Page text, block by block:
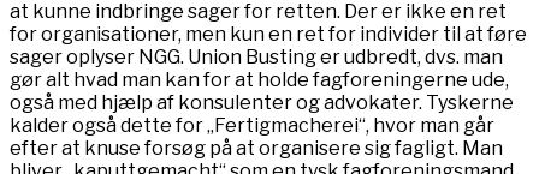
at kunne indbringe sager for retten. Der er ikke en ret
for organisationer, men kun en ret for individer til at føre
sager oplyser NGG. Union Busting er udbredt, dvs. man
gør alt hvad man kan for at holde fagforeningerne ude,
også med hjælp af konsulenter og advokater. Tyskerne
kalder også dette for „Fertigmacherei“, hvor man går
efter at knuse forsøg på at organisere sig fagligt. Man